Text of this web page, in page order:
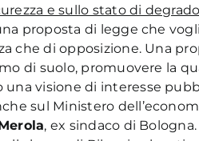
e sullo stato di
proposta di legge che
che di opposizione. Una
di suolo, promuovere la
visione di interesse
sul Ministero
, ex sindaco di